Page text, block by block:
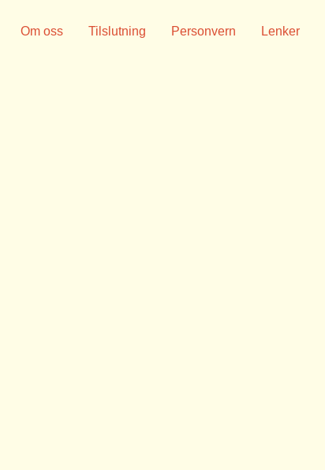
Om oss Tilslutning Personvern Lenker